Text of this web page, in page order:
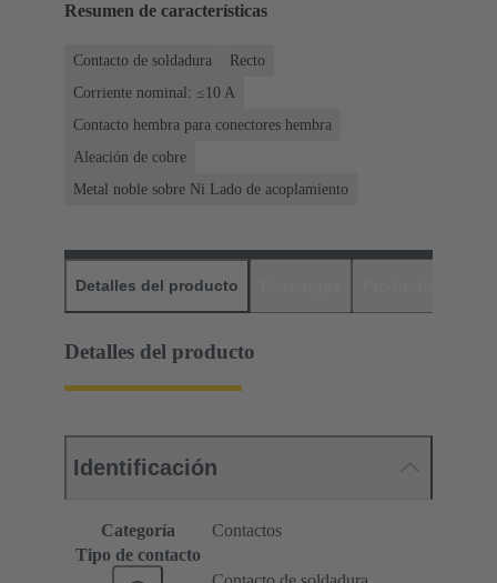
Resumen de características
Contacto de soldadura
Recto
Corriente nominal: ≤10 A
Contacto hembra para conectores hembra
Aleación de cobre
Metal noble sobre Ni Lado de acoplamiento
Detalles del producto
Detalles del producto
Identificación
Categoría
Contactos
Tipo de contacto